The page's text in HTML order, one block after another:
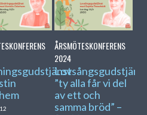
ÅRSMÖTESKONFERENS
2024
”ty alla får vi del
av ett och
samma bröd” –